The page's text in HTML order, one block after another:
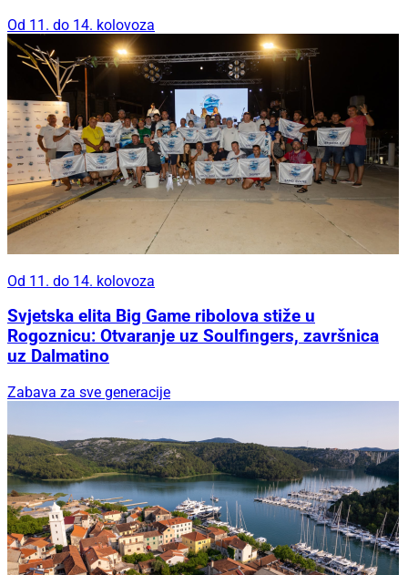
Od 11. do 14. kolovoza
Od 11. do 14. kolovoza
Svjetska elita Big Game ribolova stiže u
Rogoznicu: Otvaranje uz Soulfingers, završnica
uz Dalmatino
Zabava za sve generacije